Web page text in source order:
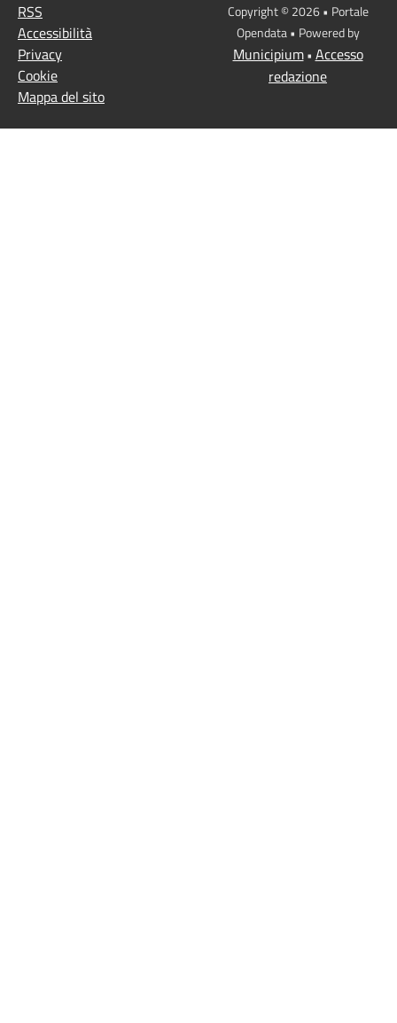
RSS
Accessibilità
Privacy
Cookie
Mappa del sito
Copyright © 2026 • Portale
Opendata • Powered by
Municipium• Accesso
redazione